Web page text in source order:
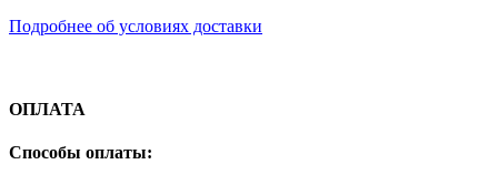
Подробнее об условиях доставки
ОПЛАТА
Способы оплаты: